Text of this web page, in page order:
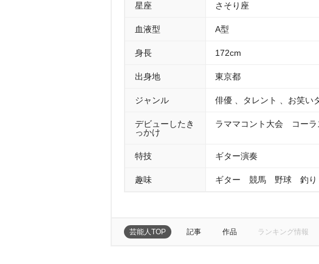
星座 さそり座
血液型 A型
身長 172cm
出身地 東京都
ジャンル 俳優 、タレント 、お笑い
デビューしたき
っかけ
ラママコント大会 コーラ
特技 ギター演奏
趣味 ギター 競馬 野球 釣
芸能人TOP 記事 作品 ランキング情報